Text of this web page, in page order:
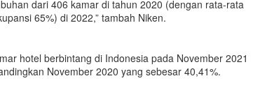
dari 406 kamar di tahun 2020 (dengan rata-rata
65%) di 2022,” tambah Niken.
hotel berbintang di Indonesia pada November 2021
November 2020 yang sebesar 40,41%.